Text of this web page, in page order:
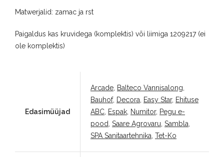
Matwerjalid: zamac ja rst
Paigaldus kas kruvidega (komplektis) või liimiga 1209217 (ei
ole komplektis)
Edasimüüjad
Arcade Balteco Vannisalong
Bauhof, Decora Easy Star, Ehituse
ABC Espak Numitor, Pegu e-
pood Saare Agrovaru Sambla
SPA Sanitaartehnika Tet-Ko